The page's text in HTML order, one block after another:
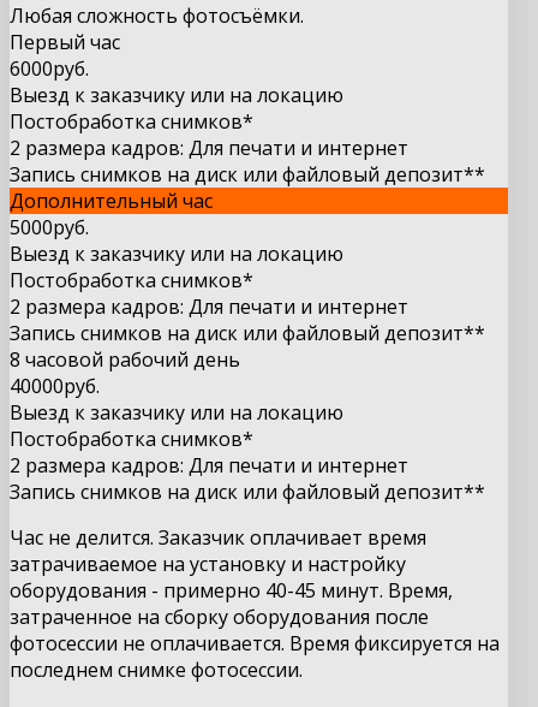
Любая сложность фотосъёмки.
Первый час
6000руб.
Выезд к заказчику или на локацию
Постобработка снимков*
2 размера кадров: Для печати и интернет
Запись снимков на диск или файловый депозит**
Дополнительный час
5000руб.
Выезд к заказчику или на локацию
Постобработка снимков*
2 размера кадров: Для печати и интернет
Запись снимков на диск или файловый депозит**
8 часовой рабочий день
40000руб.
Выезд к заказчику или на локацию
Постобработка снимков*
2 размера кадров: Для печати и интернет
Запись снимков на диск или файловый депозит**
Час не делится. Заказчик оплачивает время
затрачиваемое на установку и настройку
оборудования - примерно 40-45 минут. Время,
затраченное на сборку оборудования после
фотосессии не оплачивается. Время фиксируется на
последнем снимке фотосессии.